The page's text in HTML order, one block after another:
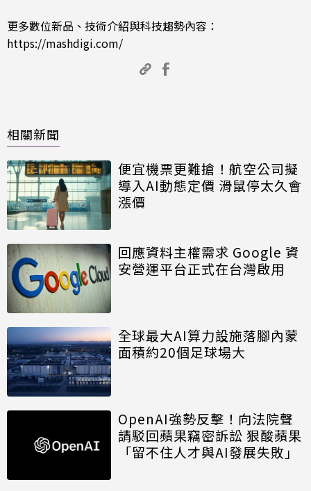
更多數位新品、技術介紹與科技趨勢內容：
https://mashdigi.com/
相關新聞
便宜機票更難搶！航空公司擬
導入AI動態定價 滑鼠停太久會
漲價
回應資料主權需求 Google 資
安營運平台正式在台灣啟用
全球最大AI算力設施落腳內蒙
面積約20個足球場大
OpenAI強勢反擊！向法院聲
請駁回蘋果竊密訴訟 狠酸蘋果
「留不住人才與AI發展失敗」